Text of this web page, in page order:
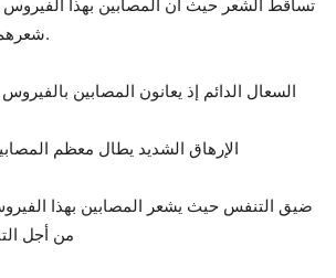
شعرهم بطريقة غير اعتيادية.
3- السعال الدائم إذ يعانون المصابين
4- الإرهاق الشديد يطال معظم
من أجل